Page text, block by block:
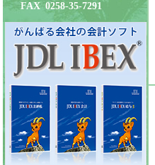
FAX 0258-35-7291